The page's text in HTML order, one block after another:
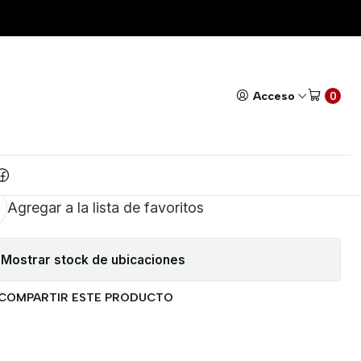
Acceso 0
AEREO
3.5mm METALICO
AL CARRITO COMPRAR AHORA
Agregar a la lista de favoritos
Mostrar stock de ubicaciones
ESTE PRODUCTO